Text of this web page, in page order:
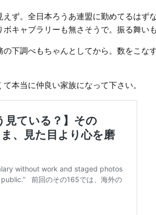
ず。全日本ろうあ連盟に勤めてるはず
キャブラリーも無さそうで。振る舞い
下調べもちゃんとしてから。数をこな
本当に仲良い家族になって下さい。